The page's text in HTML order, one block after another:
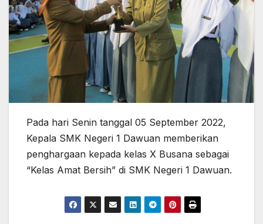
Pada hari Senin tanggal 05 September 2022,
Kepala SMK Negeri 1 Dawuan memberikan
penghargaan kepada kelas X Busana sebagai
“Kelas Amat Bersih” di SMK Negeri 1 Dawuan.